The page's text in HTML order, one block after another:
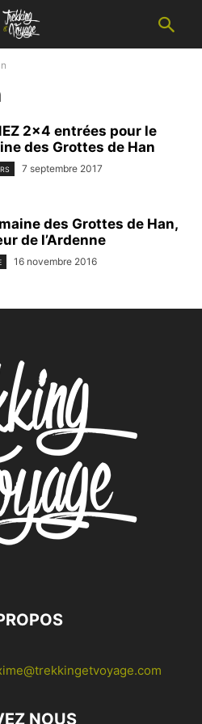
2×4 entrées pour le
des Grottes de Han
7 septembre 2017
des Grottes de Han,
de l’Ardenne
16 novembre 2016
NOUS